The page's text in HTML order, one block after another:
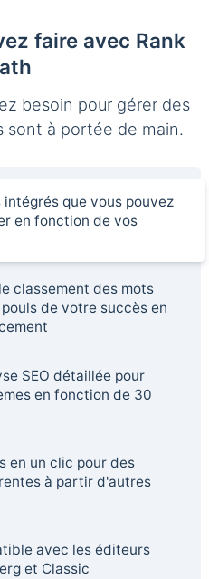
faire avec Rank
besoin pour gérer des
sont à portée de main.
intégrés que vous pouvez
en fonction de vos
classement des mots
de votre succès en
SEO détaillée pour
en fonction de 30
en un clic pour des
à partir d'autres
avec les éditeurs
et Classic